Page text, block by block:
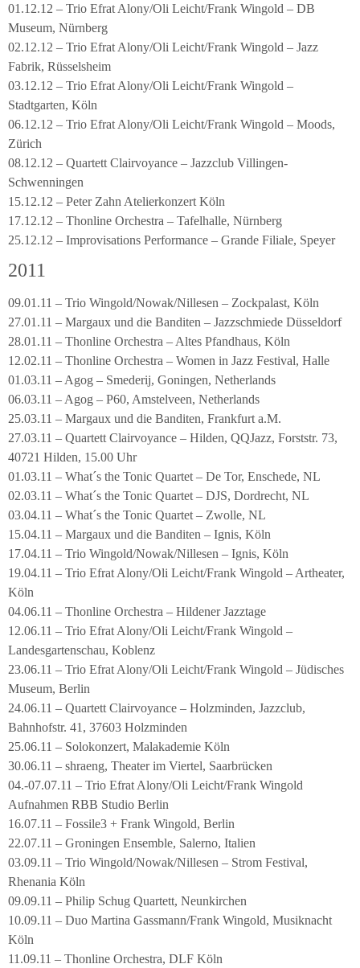
01.12.12 – Trio Efrat Alony/Oli Leicht/Frank Wingold – DB
Museum, Nürnberg
02.12.12 – Trio Efrat Alony/Oli Leicht/Frank Wingold – Jazz
Fabrik, Rüsselsheim
03.12.12 – Trio Efrat Alony/Oli Leicht/Frank Wingold –
Stadtgarten, Köln
06.12.12 – Trio Efrat Alony/Oli Leicht/Frank Wingold – Moods,
Zürich
08.12.12 – Quartett Clairvoyance – Jazzclub Villingen-
Schwenningen
15.12.12 – Peter Zahn Atelierkonzert Köln
17.12.12 – Thonline Orchestra – Tafelhalle, Nürnberg
25.12.12 – Improvisations Performance – Grande Filiale, Speyer
2011
09.01.11 – Trio Wingold/Nowak/Nillesen – Zockpalast, Köln
27.01.11 – Margaux und die Banditen – Jazzschmiede Düsseldorf
28.01.11 – Thonline Orchestra – Altes Pfandhaus, Köln
12.02.11 – Thonline Orchestra – Women in Jazz Festival, Halle
01.03.11 – Agog – Smederij, Goningen, Netherlands
06.03.11 – Agog – P60, Amstelveen, Netherlands
25.03.11 – Margaux und die Banditen, Frankfurt a.M.
27.03.11 – Quartett Clairvoyance – Hilden, QQJazz, Forststr. 73,
40721 Hilden, 15.00 Uhr
01.03.11 – What´s the Tonic Quartet – De Tor, Enschede, NL
02.03.11 – What´s the Tonic Quartet – DJS, Dordrecht, NL
03.04.11 – What´s the Tonic Quartet – Zwolle, NL
15.04.11 – Margaux und die Banditen – Ignis, Köln
17.04.11 – Trio Wingold/Nowak/Nillesen – Ignis, Köln
19.04.11 – Trio Efrat Alony/Oli Leicht/Frank Wingold – Artheater,
Köln
04.06.11 – Thonline Orchestra – Hildener Jazztage
12.06.11 – Trio Efrat Alony/Oli Leicht/Frank Wingold –
Landesgartenschau, Koblenz
23.06.11 – Trio Efrat Alony/Oli Leicht/Frank Wingold – Jüdisches
Museum, Berlin
24.06.11 – Quartett Clairvoyance – Holzminden, Jazzclub,
Bahnhofstr. 41, 37603 Holzminden
25.06.11 – Solokonzert, Malakademie Köln
30.06.11 – shraeng, Theater im Viertel, Saarbrücken
04.-07.07.11 – Trio Efrat Alony/Oli Leicht/Frank Wingold
Aufnahmen RBB Studio Berlin
16.07.11 – Fossile3 + Frank Wingold, Berlin
22.07.11 – Groningen Ensemble, Salerno, Italien
03.09.11 – Trio Wingold/Nowak/Nillesen – Strom Festival,
Rhenania Köln
09.09.11 – Philip Schug Quartett, Neunkirchen
10.09.11 – Duo Martina Gassmann/Frank Wingold, Musiknacht
Köln
11.09.11 – Thonline Orchestra, DLF Köln